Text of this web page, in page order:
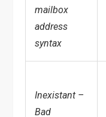
mailbox
address
syntax
Inexistant –
Bad